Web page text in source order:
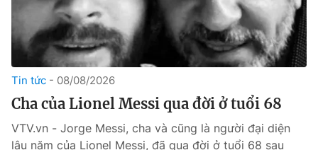
THỜI BÁO VTV
Theo dõi báo trên
Cơ quan chủ quản:Đài Truyền hình Việt Nam
Cơ quan báo chí:Thời báo VTV
Tin tức 08/08/2026
Cha của Lionel Messi qua đời ở tuổi 68
VTV.vn - Jorge Messi, cha và cũng là người đại diện
lâu năm của Lionel Messi, đã qua đời ở tuổi 68 sau